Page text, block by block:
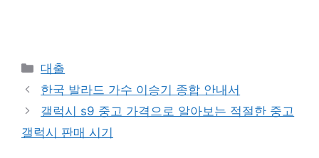
Categories
대출
한국 발라드 가수 이승기 종합 안내서
갤럭시 s9 중고 가격으로 알아보는 적절한 중고
갤럭시 판매 시기